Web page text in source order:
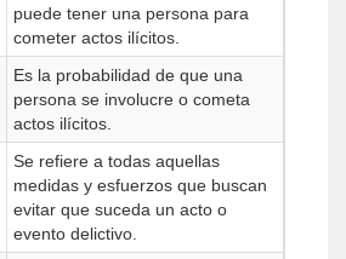
puede tener una persona para
cometer actos ilícitos.
Es la probabilidad de que una
persona se involucre o cometa
actos ilícitos.
Se refiere a todas aquellas
medidas y esfuerzos que buscan
evitar que suceda un acto o
evento delictivo.